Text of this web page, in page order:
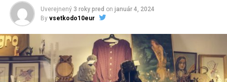
Share Like Tweet
Uverejnený 3 roky pred on január 4, 2024
By vsetkodo10eur